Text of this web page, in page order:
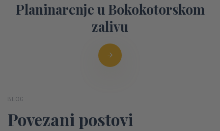
Planinarenje u Bokokotorskom
zalivu
BLOG
Povezani postovi